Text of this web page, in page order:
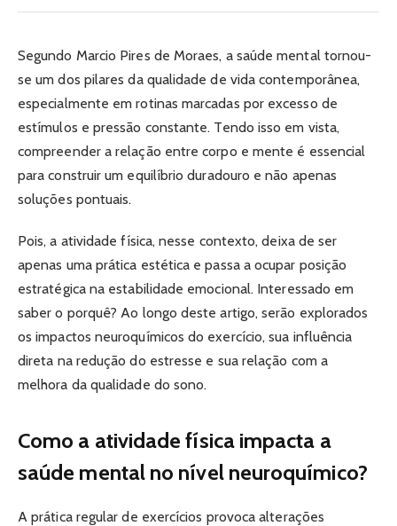
Segundo Marcio Pires de Moraes, a saúde mental tornou-
se um dos pilares da qualidade de vida contemporânea,
especialmente em rotinas marcadas por excesso de
estímulos e pressão constante. Tendo isso em vista,
compreender a relação entre corpo e mente é essencial
para construir um equilíbrio duradouro e não apenas
soluções pontuais.
Pois, a atividade física, nesse contexto, deixa de ser
apenas uma prática estética e passa a ocupar posição
estratégica na estabilidade emocional. Interessado em
saber o porquê? Ao longo deste artigo, serão explorados
os impactos neuroquímicos do exercício, sua influência
direta na redução do estresse e sua relação com a
melhora da qualidade do sono.
Como a atividade física impacta a
saúde mental no nível neuroquímico?
A prática regular de exercícios provoca alterações